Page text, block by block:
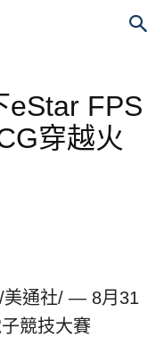
eStar FPS
穿越火
/美通社/ — 8月31
競技大賽